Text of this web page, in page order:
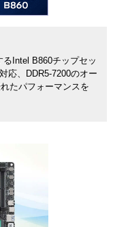
るIntel B860チップセッ
応、DDR5-7200のオー
たパフォーマンスを